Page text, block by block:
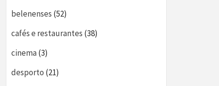
belenenses (52)
cafés e restaurantes (38)
cinema(3)
desporto (21)